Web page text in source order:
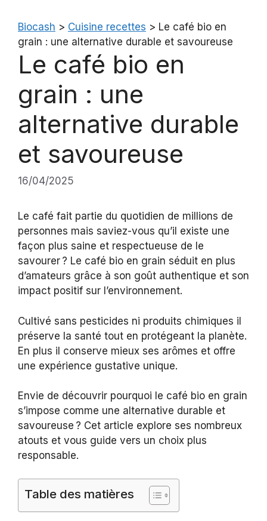
Biocash > Cuisine recettes > Le café bio en
grain : une alternative durable et savoureuse
Le café bio en
grain : une
alternative durable
et savoureuse
16/04/2025
Le café fait partie du quotidien de millions de
personnes mais saviez-vous qu’il existe une
façon plus saine et respectueuse de le
savourer ? Le café bio en grain séduit en plus
d’amateurs grâce à son goût authentique et son
impact positif sur l’environnement.
Cultivé sans pesticides ni produits chimiques il
préserve la santé tout en protégeant la planète.
En plus il conserve mieux ses arômes et offre
une expérience gustative unique.
Envie de découvrir pourquoi le café bio en grain
s’impose comme une alternative durable et
savoureuse ? Cet article explore ses nombreux
atouts et vous guide vers un choix plus
responsable.
Table des matières